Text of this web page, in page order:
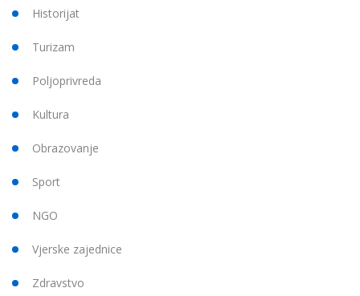
Historijat
Turizam
Poljoprivreda
Kultura
Obrazovanje
Sport
NGO
Vjerske zajednice
Zdravstvo